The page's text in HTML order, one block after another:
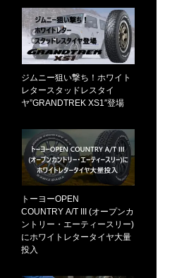
ジムニー狙い撃ち！ホワイト
レタースタッドレスタイ
ヤ”GRANDTREK XS1″登場
トーヨーOPEN
COUNTRY A/T III (オープンカ
ントリー・エーティースリー)
にホワイトレタータイヤ大量
投入